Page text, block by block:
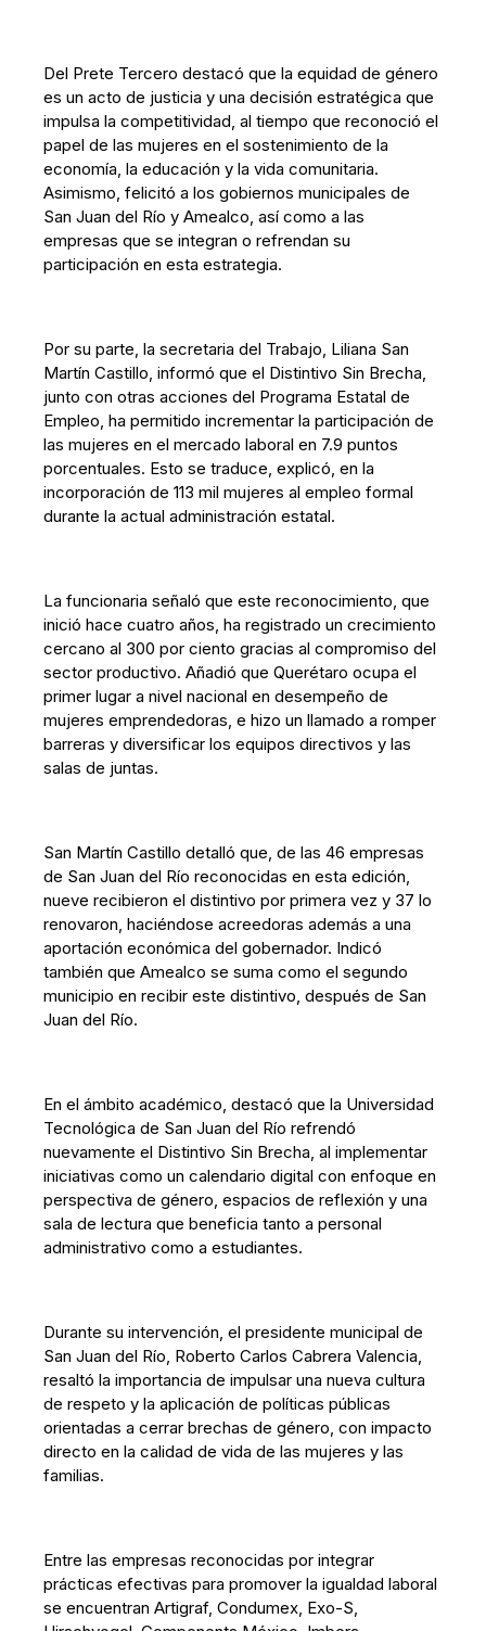
Del Prete Tercero destacó que la equidad de género
es un acto de justicia y una decisión estratégica que
impulsa la competitividad, al tiempo que reconoció el
papel de las mujeres en el sostenimiento de la
economía, la educación y la vida comunitaria.
Asimismo, felicitó a los gobiernos municipales de
San Juan del Río y Amealco, así como a las
empresas que se integran o refrendan su
participación en esta estrategia.
Por su parte, la secretaria del Trabajo, Liliana San
Martín Castillo, informó que el Distintivo Sin Brecha,
junto con otras acciones del Programa Estatal de
Empleo, ha permitido incrementar la participación de
las mujeres en el mercado laboral en 7.9 puntos
porcentuales. Esto se traduce, explicó, en la
incorporación de 113 mil mujeres al empleo formal
durante la actual administración estatal.
La funcionaria señaló que este reconocimiento, que
inició hace cuatro años, ha registrado un crecimiento
cercano al 300 por ciento gracias al compromiso del
sector productivo. Añadió que Querétaro ocupa el
primer lugar a nivel nacional en desempeño de
mujeres emprendedoras, e hizo un llamado a romper
barreras y diversificar los equipos directivos y las
salas de juntas.
San Martín Castillo detalló que, de las 46 empresas
de San Juan del Río reconocidas en esta edición,
nueve recibieron el distintivo por primera vez y 37 lo
renovaron, haciéndose acreedoras además a una
aportación económica del gobernador. Indicó
también que Amealco se suma como el segundo
municipio en recibir este distintivo, después de San
Juan del Río.
En el ámbito académico, destacó que la Universidad
Tecnológica de San Juan del Río refrendó
nuevamente el Distintivo Sin Brecha, al implementar
iniciativas como un calendario digital con enfoque en
perspectiva de género, espacios de reflexión y una
sala de lectura que beneficia tanto a personal
administrativo como a estudiantes.
Durante su intervención, el presidente municipal de
San Juan del Río, Roberto Carlos Cabrera Valencia,
resaltó la importancia de impulsar una nueva cultura
de respeto y la aplicación de políticas públicas
orientadas a cerrar brechas de género, con impacto
directo en la calidad de vida de las mujeres y las
familias.
Entre las empresas reconocidas por integrar
prácticas efectivas para promover la igualdad laboral
se encuentran Artigraf, Condumex, Exo-S,